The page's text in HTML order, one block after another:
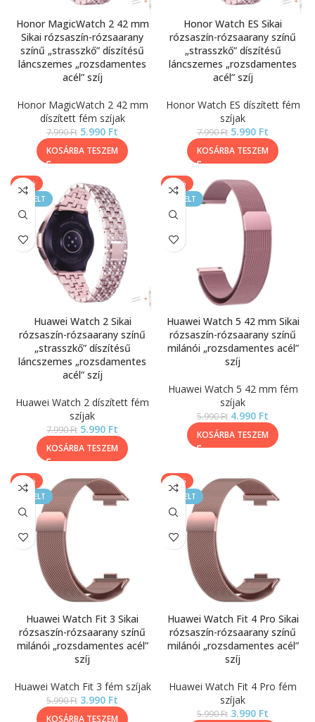
Honor MagicWatch 2 42 mm
Sikai rózsaszín-rózsaarany
színű „strasszkő” díszítésű
láncszemes „rozsdamentes
acél” szíj
Honor MagicWatch 2 42 mm
díszített fém szíjak
7.990Ft 5.990 Ft
KOSÁRBA TESZEM
Honor Watch ES Sikai
rózsaszín-rózsaarany színű
„strasszkő” díszítésű
láncszemes „rozsdamentes
acél” szíj
Honor Watch ES díszített fém
szíjak
7.990Ft 5.990 Ft
KOSÁRBA TESZEM
-25%
KIEMELT
Huawei Watch 2 Sikai
rózsaszín-rózsaarany színű
„strasszkő” díszítésű
láncszemes „rozsdamentes
acél” szíj
Huawei Watch 2 díszített fém
szíjak
7.990Ft 5.990 Ft
KOSÁRBA TESZEM
-17%
KIEMELT
Huawei Watch 5 42 mm Sikai
rózsaszín-rózsaarany színű
milánói „rozsdamentes acél”
szíj
Huawei Watch 5 42 mm fém
szíjak
5.990Ft 4.990 Ft
KOSÁRBA TESZEM
-33%
KIEMELT
Huawei Watch Fit 3 Sikai
rózsaszín-rózsaarany színű
milánói „rozsdamentes acél”
szíj
Huawei Watch Fit 3 fém szíjak
5.990Ft 3.990 Ft
KOSÁRBA TESZEM
-33%
KIEMELT
Huawei Watch Fit 4 Pro Sikai
rózsaszín-rózsaarany színű
milánói „rozsdamentes acél”
szíj
Huawei Watch Fit 4 Pro fém
szíjak
5.990Ft 3.990 Ft